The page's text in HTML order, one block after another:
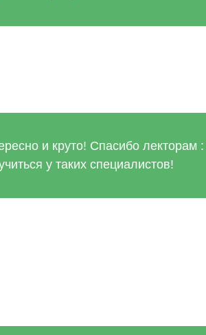
и круто! Спасибо
у таких специалистов!